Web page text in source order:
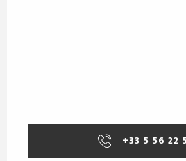
+33 5 56 22